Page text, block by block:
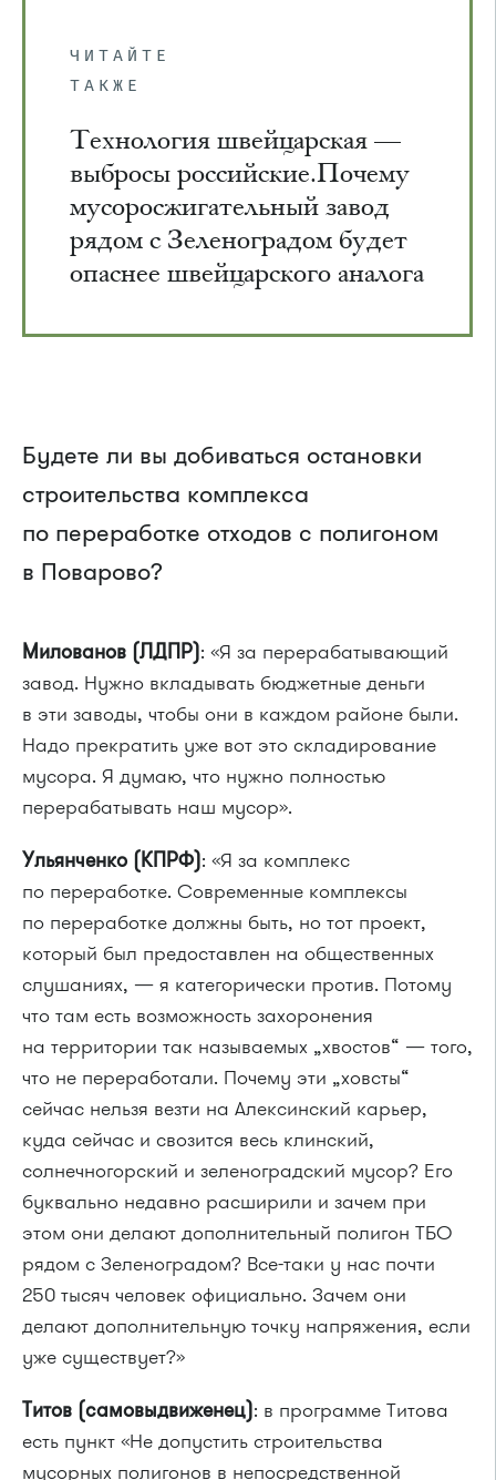
ЧИТАЙТЕ
ТАКЖЕ
Технология швейцарская —
выбросы российские.Почему
мусоросжигательный завод
рядом с Зеленоградом будет
опаснее швейцарского аналога
Будете ли вы добиваться остановки
строительства комплекса
по переработке отходов с полигоном
в Поварово?
Милованов (ЛДПР): «Я за перерабатывающий
завод. Нужно вкладывать бюджетные деньги
в эти заводы, чтобы они в каждом районе были.
Надо прекратить уже вот это складирование
мусора. Я думаю, что нужно полностью
перерабатывать наш мусор».
Ульянченко (КПРФ): «Я за комплекс
по переработке. Современные комплексы
по переработке должны быть, но тот проект,
который был предоставлен на общественных
слушаниях, — я категорически против. Потому
что там есть возможность захоронения
на территории так называемых „хвостов“ — того,
что не переработали. Почему эти „ховсты“
сейчас нельзя везти на Алексинский карьер,
куда сейчас и свозится весь клинский,
солнечногорский и зеленоградский мусор? Его
буквально недавно расширили и зачем при
этом они делают дополнительный полигон ТБО
рядом с Зеленоградом? Все-таки у нас почти
250 тысяч человек официально. Зачем они
делают дополнительную точку напряжения, если
уже существует?»
Титов (самовыдвиженец): в программе Титова
есть пункт «Не допустить строительства
мусорных полигонов в непосредственной